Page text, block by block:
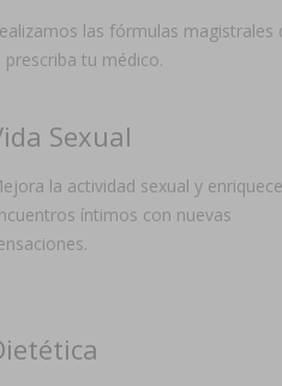
las fórmulas magistrales
prescriba tu médico.
Sexual
la actividad sexual y
íntimos con nuevas